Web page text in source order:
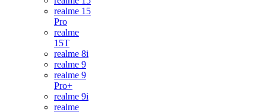
realme 15
Pro
realme
15T
realme 8i
realme 9
realme 9
Pro+
realme 9i
realme